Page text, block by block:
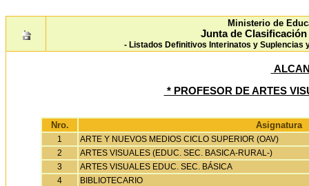
Ministerio de
Junta de
- Listados Definitivos Interinatos y Suplencias
* PROFESOR DE ARTES
Nro. Asignatura
1
ARTE Y NUEVOS MEDIOS CICLO SUPERIOR (OAV)
2
ARTES VISUALES (EDUC. SEC. BASICA-RURAL-)
3
ARTES VISUALES EDUC. SEC. BÁSICA
4
BIBLIOTECARIO